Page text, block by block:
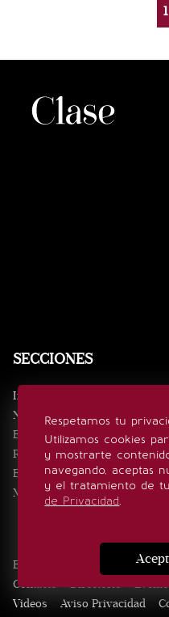
1
Respetamos tu
Utilizamos cookies
y mostrarte
navegando, aceptas
y el tratamiento de
de Privacidad.
SECCIONES
Inicio
Noticias
Eventos
Realeza
Estilo de vida
Minuto x Minuto
Edición Impresa Noticias
Contacto
Directorio
Videos
Aviso Privacidad